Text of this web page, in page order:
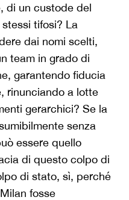
di un custode del
tifosi? La
dai nomi scelti,
team in grado di
garantendo fiducia
rinunciando a lotte
gerarchici? Se la
senza
essere quello
di questo colpo di
di stato, sì, perché
fosse